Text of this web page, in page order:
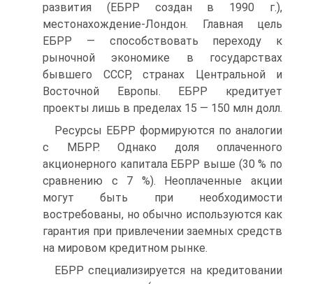
развития (ЕБРР создан в 1990 г.),
местонахождение-Лондон. Главная цель
ЕБРР — способствовать переходу к
рыночной экономике в государствах
бывшего СССР, странах Центральной и
Восточной Европы. ЕБРР кредитует
проекты лишь в пределах 15 — 150 млн долл.
Ресурсы ЕБРР формируются по аналогии
с МБРР. Однако доля оплаченного
акционерного капитала ЕБРР выше (30 % по
сравнению с 7 %). Неоплаченные акции
могут быть при необходимости
востребованы, но обычно используются как
гарантия при привлечении заемных средств
на мировом кредитном рынке.
ЕБРР специализируется на кредитовании